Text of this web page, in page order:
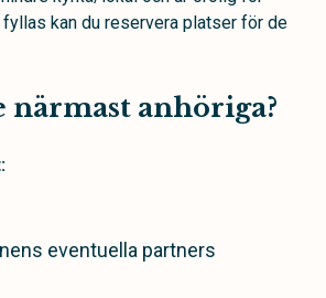
kan du reservera platser för de
närmast anhöriga?
eventuella partners